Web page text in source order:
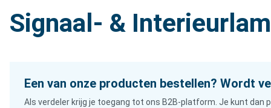
Signaal- &
Een van onze producten bestellen? Wordt
Als verdeler krijg je toegang tot ons B2B-platform. Je kunt